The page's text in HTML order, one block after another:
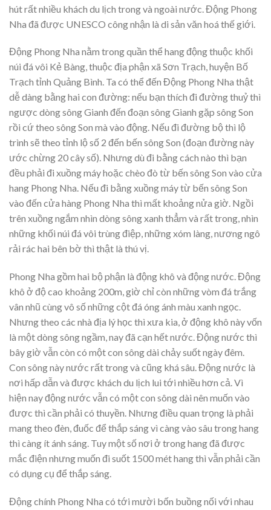
hút rất nhiều khách du lịch trong và ngoài nước. Động Phong
Nha đã được UNESCO công nhận là di sản văn hoá thế giới.
Động Phong Nha nằm trong quần thể hang động thuộc khối
núi đá vôi Kẻ Bàng, thuộc địa phận xã Sơn Trạch, huyện Bố
Trạch tỉnh Quảng Bình. Ta có thể đến Động Phong Nha thật
dễ dàng bằng hai con đường: nếu bạn thích đi đường thuỷ thì
ngược dòng sông Gianh đến đoạn sông Gianh gặp sông Son
rồi cứ theo sông Son mà vào động. Nếu đi đường bộ thì lộ
trình sẽ theo tỉnh lộ số 2 đến bến sông Son (đoạn đường này
ước chừng 20 cây số). Nhưng dù đi bằng cách nào thì bạn
đều phải đi xuồng máy hoặc chèo đò từ bến sông Son vào cửa
hang Phong Nha. Nếu đi bằng xuồng máy từ bến sông Son
vào đến cửa hàng Phong Nha thì mất khoảng nửa giờ. Ngồi
trên xuồng ngắm nhìn dòng sông xanh thẳm và rất trong, nhìn
những khối núi đá vôi trùng điệp, những xóm làng, nương ngô
rải rác hai bên bờ thì thật là thú vị.
Phong Nha gồm hai bộ phận là động khô và động nước. Động
khô ở độ cao khoảng 200m, giờ chỉ còn những vòm đá trắng
vân nhũ cùng vô số những cột đá óng ánh màu xanh ngọc.
Nhưng theo các nhà địa lý học thì xưa kia, ở động khô này vốn
là một dòng sông ngầm, nay đã cạn hết nước. Động nước thì
bây giờ vẫn còn có một con sông dài chảy suốt ngày đêm.
Con sông này nước rất trong và cũng khá sâu. Động nước là
nơi hấp dẫn và được khách du lịch lui tới nhiều hơn cả. Vì
hiện nay động nước vẫn có một con sông dài nên muốn vào
được thì cần phải có thuyền. Nhưng điều quan trọng là phải
mang theo đèn, đuốc để thắp sáng vì càng vào sâu trong hang
thì càng ít ánh sáng. Tuy một số nơi ở trong hang đã được
mắc điện nhưng muốn đi suốt 1500 mét hang thì vẫn phải cần
có dụng cụ để thắp sáng.
Động chính Phong Nha có tới mười bốn buồng nối với nhau